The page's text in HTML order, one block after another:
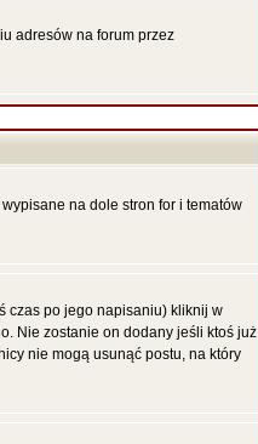
adresów na forum przez
na dole stron for i tematów
czas po jego napisaniu) kliknij w
Nie zostanie on dodany jeśli ktoś już
nie mogą usunąć postu, na który